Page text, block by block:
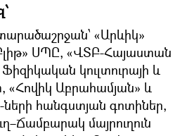
«Արևիկ»
ՍՊԸ, «ՎՏԲ-Հայաստան
Ֆիզիկական կուլտուրայի և
Աբրահամյան» և
հանգստյան գոտիներ,
մայրուղուն